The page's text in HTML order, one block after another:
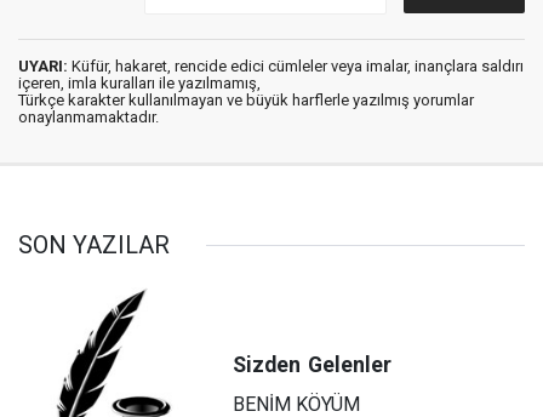
UYARI: Küfür, hakaret, rencide edici cümleler veya imalar, inançlara saldırı
içeren, imla kuralları ile yazılmamış,
Türkçe karakter kullanılmayan ve büyük harflerle yazılmış yorumlar
onaylanmamaktadır.
SON YAZILAR
Sizden Gelenler
BENİM KÖYÜM